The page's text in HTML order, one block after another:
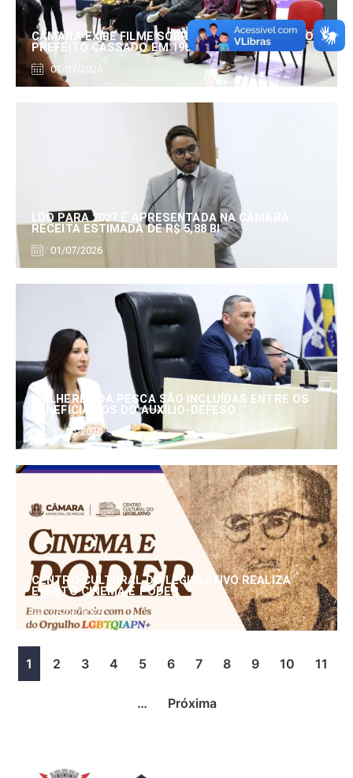
CÂMARA EXIBE FILME SOBRE EDUARDO SERRANO,
PREFEITO CASSADO EM 1960
01/07/2026
LDO PARA 2027 É APRESENTADA NA CÂMARA:
RECEITA ESTIMADA DE R$ 5,88 BI
01/07/2026
MULHERES DA PESCA SÃO INCLUÍDAS ENTRE OS
BENEFICIÁRIOS DO AUXÍLIO-DEFESO
30/06/2026
CENTRO CULTURAL DO LEGISLATIVO REALIZA
EVENTO CINEMA E PODER
25/06/2026
1 2 3 4 5 6 7 8 9 10 11
… Próxima